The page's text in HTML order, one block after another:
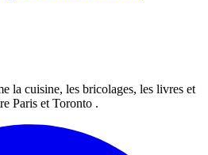
la cuisine, les bricolages, les livres et
Paris et Toronto .